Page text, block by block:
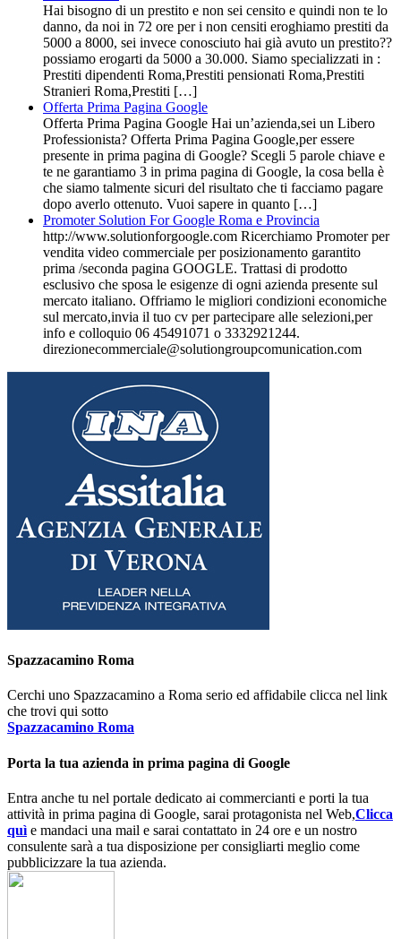
Hai bisogno di un prestito e non sei censito e quindi non te lo
danno, da noi in 72 ore per i non censiti eroghiamo prestiti da
5000 a 8000, sei invece conosciuto hai già avuto un prestito??
possiamo erogarti da 5000 a 30.000. Siamo specializzati in :
Prestiti dipendenti Roma,Prestiti pensionati Roma,Prestiti
Stranieri Roma,Prestiti […]
Offerta Prima Pagina Google
Offerta Prima Pagina Google Hai un’azienda,sei un Libero
Professionista? Offerta Prima Pagina Google,per essere
presente in prima pagina di Google? Scegli 5 parole chiave e
te ne garantiamo 3 in prima pagina di Google, la cosa bella è
che siamo talmente sicuri del risultato che ti facciamo pagare
dopo averlo ottenuto. Vuoi sapere in quanto […]
Promoter Solution For Google Roma e Provincia
http://www.solutionforgoogle.com Ricerchiamo Promoter per
vendita video commerciale per posizionamento garantito
prima /seconda pagina GOOGLE. Trattasi di prodotto
esclusivo che sposa le esigenze di ogni azienda presente sul
mercato italiano. Offriamo le migliori condizioni economiche
sul mercato,invia il tuo cv per partecipare alle selezioni,per
info e colloquio 06 45491071 o 3332921244.
direzionecommerciale@solutiongroupcomunication.com
Spazzacamino Roma
Cerchi uno Spazzacamino a Roma serio ed affidabile clicca nel link
che trovi qui sotto
Spazzacamino Roma
Porta la tua azienda in prima pagina di Google
Entra anche tu nel portale dedicato ai commercianti e porti la tua
attività in prima pagina di Google, sarai protagonista nel Web,Clicca
quì e mandaci una mail e sarai contattato in 24 ore e un nostro
consulente sarà a tua disposizione per consigliarti meglio come
pubblicizzare la tua azienda.